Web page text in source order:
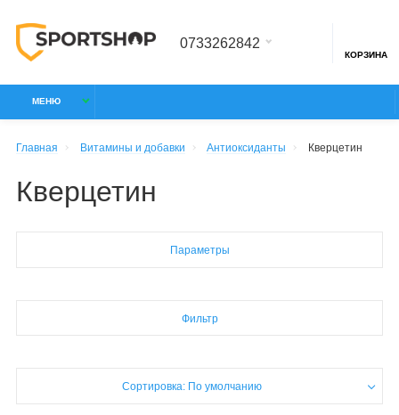
0733262842
КОРЗИНА
МЕНЮ
Главная Витамины и добавки Антиоксиданты Кверцетин
Кверцетин
Параметры
Фильтр
Сортировка: По умолчанию